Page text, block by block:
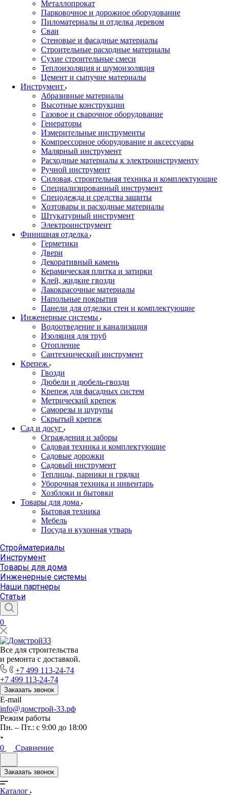
Металлопрокат
Парковочное и дорожное оборудование
Пиломатериалы и отделка деревом
Сваи
Стеновые и фасадные материалы
Строительные расходные материалы
Сухие строительные смеси
Теплоизоляция и шумоизоляция
Цемент и сыпучие материалы
Инструмент
Абразивные материалы
Высотные конструкции
Газовое и сварочное оборудование
Генераторы
Измерительные инструменты
Компрессорное оборудование и аксессуары
Малярный инструмент
Расходные материалы к электроинструменту
Ручной инструмент
Силовая, строительная техника и комплектующие
Специализированный инструмент
Спецодежда и средства защиты
Хозтовары и расходные материалы
Штукатурный инструмент
Электроинструмент
Финишная отделка
Герметики
Двери
Декоративный камень
Керамическая плитка и затирки
Клей, жидкие гвозди
Лакокрасочные материалы
Напольные покрытия
Панели для отделки стен и комплектующие
Инженерные системы
Водоотведение и канализация
Изоляция для труб
Отопление
Сантехнический инструмент
Крепеж
Гвозди
Дюбели и дюбель-гвозди
Крепеж для фасадных систем
Метрический крепеж
Саморезы и шурупы
Скрытый крепеж
Сад и досуг
Ограждения и заборы
Садовая техника и комплектующие
Садовые дорожки
Садовый инструмент
Теплицы, парники и грядки
Уборочная техника и инвентарь
Хозблоки и бытовки
Товары для дома
Бытовая техника
Мебель
Посуда и кухонная утварь
Стройматериалы
Инструмент
Товары для дома
Инженерные системы
Наши партнеры
Статьи
0
Все для строительства
и ремонта с доставкой.
+7 499 113-24-74
+7 499 113-24-74
Заказать звонок
E-mail
info@домстрой-33.рф
Режим работы
Пн. – Пт.: с 9:00 до 18:00
0 Сравнение
Заказать звонок
Каталог